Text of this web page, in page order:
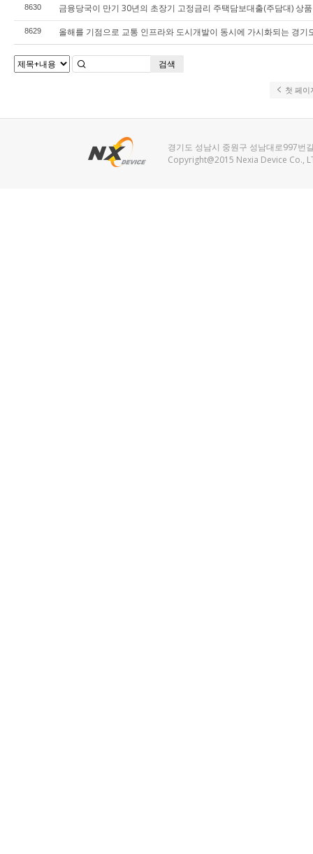
8630 금융당국이 만기 30년의 초장기 고정금리 주택담보대출(주담대) 상
8629 올해를 기점으로 교통 인프라와 도시개발이 동시에 가시화되는 경기
검색
첫 페이
경기도 성남시 중원구 성남대로997번
Copyright@2015 Nexia Device Co.,